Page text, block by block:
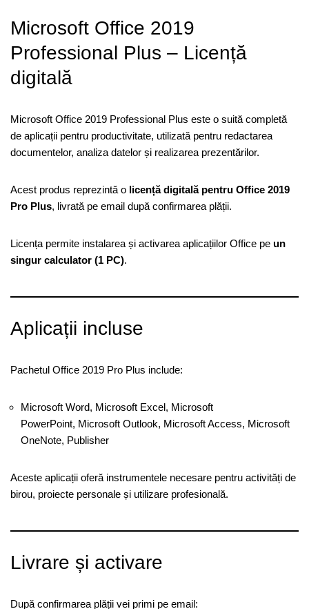
Microsoft Office 2019
Professional Plus – Licență
digitală
Microsoft Office 2019 Professional Plus este o suită completă
de aplicații pentru productivitate, utilizată pentru redactarea
documentelor, analiza datelor și realizarea prezentărilor.
Acest produs reprezintă o licență digitală pentru Office 2019
Pro Plus, livrată pe email după confirmarea plății.
Licența permite instalarea și activarea aplicațiilor Office pe un
singur calculator (1 PC).
Aplicații incluse
Pachetul Office 2019 Pro Plus include:
Microsoft Word, Microsoft Excel, Microsoft
PowerPoint, Microsoft Outlook, Microsoft Access, Microsoft
OneNote, Publisher
Aceste aplicații oferă instrumentele necesare pentru activități de
birou, proiecte personale și utilizare profesională.
Livrare și activare
După confirmarea plății vei primi pe email: